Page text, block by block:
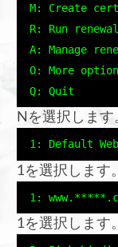
M: Create
R: Run
A: Manage
O: More
Q: Quit
Nを選択します
1: Default
1を選択します。
1:
1を選択します。